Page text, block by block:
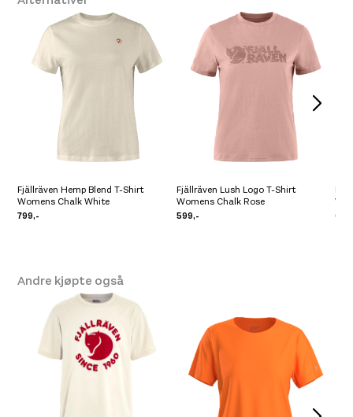
Størrelse: L L Få igjen på lager
Fjällräven Hemp Blend T-Shirt
Womens Chalk White
799,-
Fjällräven Lush Logo T-Shirt
Womens Chalk Rose
599,-
Andre kjøpte også